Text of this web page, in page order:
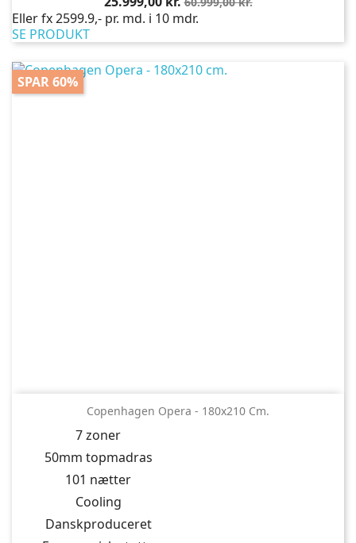
Eller fx 2599.9,- pr. md. i 10 mdr.
SE PRODUKT
Copenhagen Opera - 180x210 Cm.
7 zoner
50mm topmadras
101 nætter
Cooling
Danskproduceret
SPAR 60%